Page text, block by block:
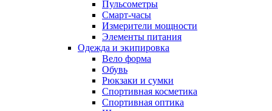
Пульсометры
Смарт-часы
Измерители мощности
Элементы питания
Одежда и экипировка
Вело форма
Обувь
Рюкзаки и сумки
Спортивная косметика
Спортивная оптика